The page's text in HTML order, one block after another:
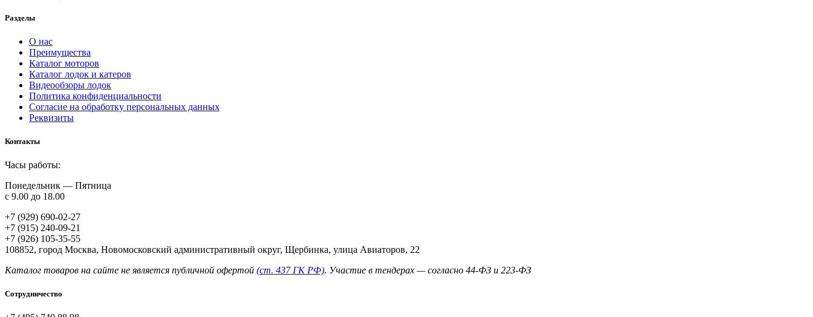
Разделы
О нас
Преимущества
Каталог моторов
Каталог лодок и катеров
Видеообзоры лодок
Политика конфиденциальности
Согласие на обработку персональных данных
Реквизиты
Контакты
Часы работы:
Понедельник — Пятница
с 9.00 до 18.00
+7 (929) 690-02-27
+7 (915) 240-09-21
+7 (926) 105-35-55
108852, город Москва, Новомосковский административный округ, Щербинка, улица Авиаторов, 22
Каталог товаров на сайте не является публичной офертой (ст. 437 ГК РФ). Участие в тендерах — согласно 44‑ФЗ и 223‑ФЗ
Сотрудничество